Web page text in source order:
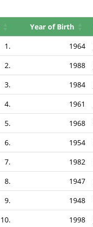
Year of Birth
1. 1964
2. 1988
3. 1984
4. 1961
5. 1968
6. 1954
7. 1982
8. 1947
9. 1948
10. 1998